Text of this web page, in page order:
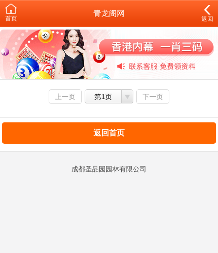
首页
青龙阁网
返回
上一页 第1页 下一页
返回首页
成都圣品园园林有限公司